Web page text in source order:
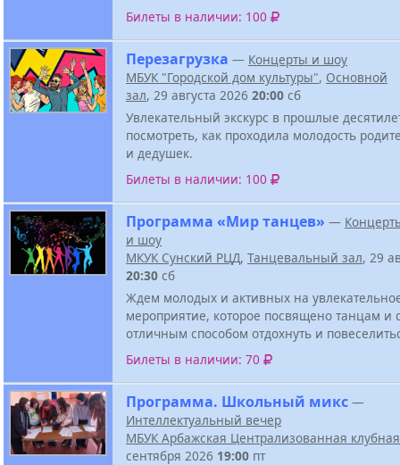
Билеты в наличии: 100
Перезагрузка — Концерты и шоу
МБУК "Городской дом культуры", Основной
зал, 29 августа 2026 20:00 сб
Увлекательный экскурс в прошлые
посмотреть, как проходила молодость
и дедушек.
Билеты в наличии: 100
Программа «Мир танцев» —
и шоу
МКУК Сунский РЦД, Танцевальный зал, 29
20:30 сб
Ждем молодых и активных на
мероприятие, которое посвящено танцам и
отличным способом отдохнуть и
Билеты в наличии: 70
Программа. Школьный микс —
Интеллектуальный вечер
МБУК Арбажская Централизованная
сентября 2026 19:00 пт